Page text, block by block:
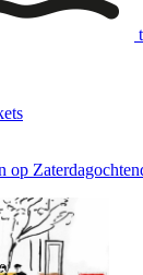
op